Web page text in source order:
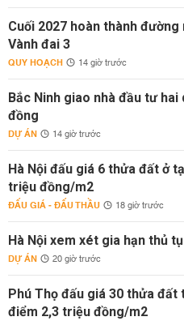
Cuối 2027 hoàn thành đường
Vành đai 3
QUY HOẠCH 14 giờ trước
Bắc Ninh giao nhà đầu tư hai
đồng
DỰ ÁN 14 giờ trước
Hà Nội đấu giá 6 thửa đất ở
triệu đồng/m2
ĐẤU GIÁ - ĐẤU THẦU 18 giờ trước
Hà Nội xem xét gia hạn thủ
DỰ ÁN 20 giờ trước
Phú Thọ đấu giá 30 thửa đất
điểm 2,3 triệu đồng/m2